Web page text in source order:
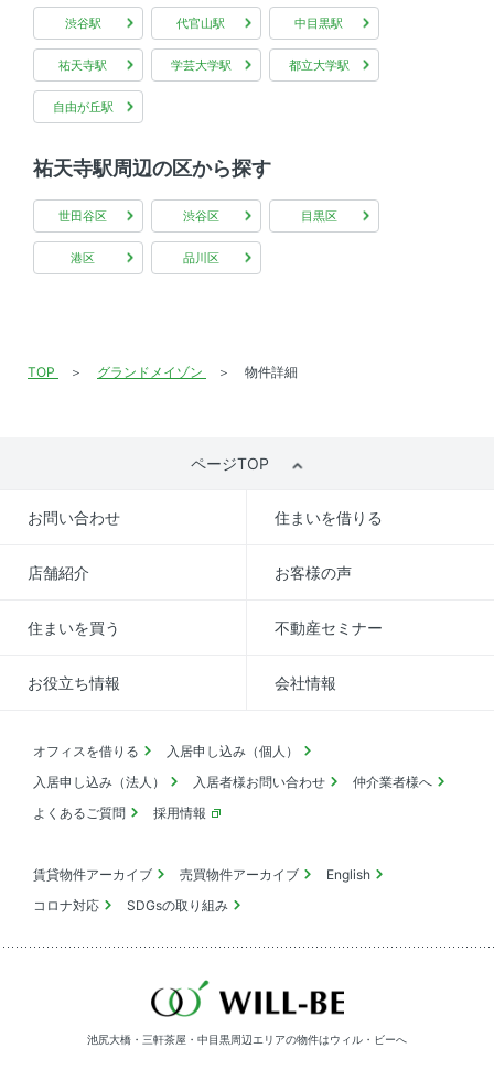
渋谷駅 代官山駅 中目黒駅
祐天寺駅 学芸大学駅 都立大学駅
自由が丘駅
祐天寺駅周辺の区から探す
世田谷区 渋谷区 目黒区
港区 品川区
TOP グランドメイゾン 物件詳細
ページTOP
お問い合わせ 住まいを借りる
店舗紹介 お客様の声
住まいを買う 不動産セミナー
お役立ち情報 会社情報
オフィスを借りる
入居申し込み（個人）
入居申し込み（法人）
入居者様お問い合わせ
仲介業者様へ
よくあるご質問
採用情報
賃貸物件アーカイブ 売買物件アーカイブ
English
コロナ対応
SDGsの取り組み
池尻大橋・三軒茶屋・中目黒周辺エリアの物件はウィル・ビーへ